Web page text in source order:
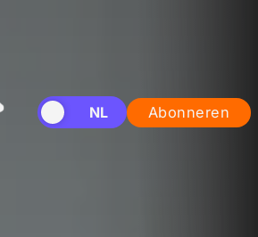
EN NL Abonneren